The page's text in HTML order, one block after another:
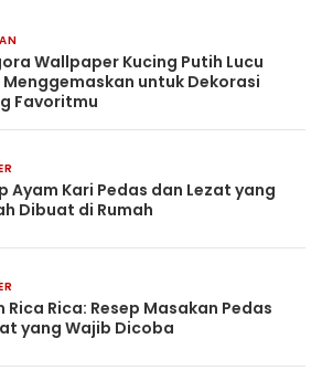
Wallpaper Kucing Putih Lucu
untuk Dekorasi
Favoritmu
Ayam Kari Pedas dan Lezat yang
Dibuat di Rumah
Rica Rica: Resep Masakan Pedas
yang Wajib Dicoba